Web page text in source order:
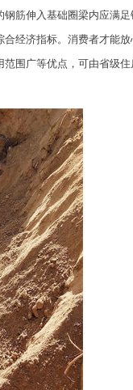
筋伸入基础圈梁内应满
经济指标。消费者才能
围广等优点，可由省级